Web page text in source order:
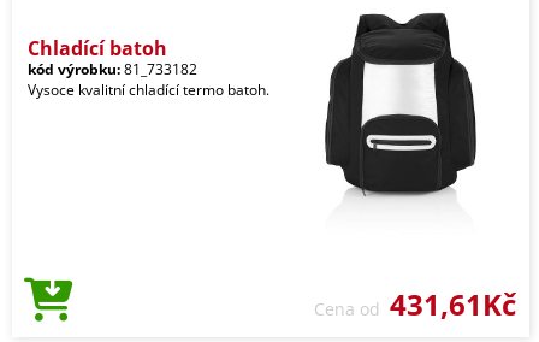
Chladící batoh
kód výrobku:81_733182
Vysoce kvalitní chladící termo batoh.
Cena od 431,61Kč